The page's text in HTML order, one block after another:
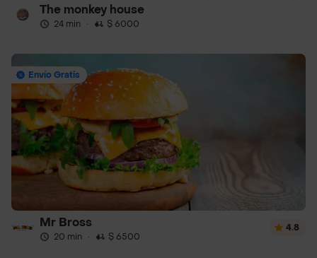
The monkey house
24 min · $ 6000
Envío Gratis
Mr Bross
20 min · $ 6500
4.8